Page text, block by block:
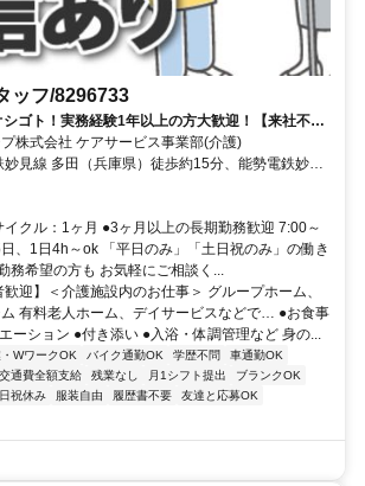
ッフ/8296733
シゴト！実務経験1年以上の方大歓迎！【来社不
Ｋ】
株式会社 ケアサービス事業部(介護)
妙見線 多田（兵庫県）徒歩約15分、能勢電鉄妙見
、能勢電鉄妙見線 鴬の森徒歩約24分 車・バイク通
）
クル：1ヶ月 ●3ヶ月以上の長期勤務歓迎 7:00～
、1日4h～ok 「平日のみ」「土日祝のみ」の働き
務希望の方も お気軽にご相談く...
迎】＜介護施設内のお仕事＞ グループホーム、
有料老人ホーム、デイサービスなどで… ●お食事
ーション ●付き添い ●入浴・体調管理など 身の...
WワークOK バイク通勤OK 学歴不問
車通勤OK
交通費全額支給 残業なし 月1シフト提出
ブランクOK
祝休み 服装自由 履歴書不要
友達と応募OK